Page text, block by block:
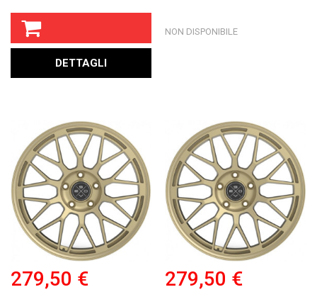
DETTAGLI
NON DISPONIBILE
279,50 € 279,50 €